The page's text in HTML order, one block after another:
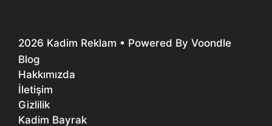
2026 Kadim Reklam • Powered By Voondle
Blog
Hakkımızda
İletişim
Gizlilik
Kadim Bayrak